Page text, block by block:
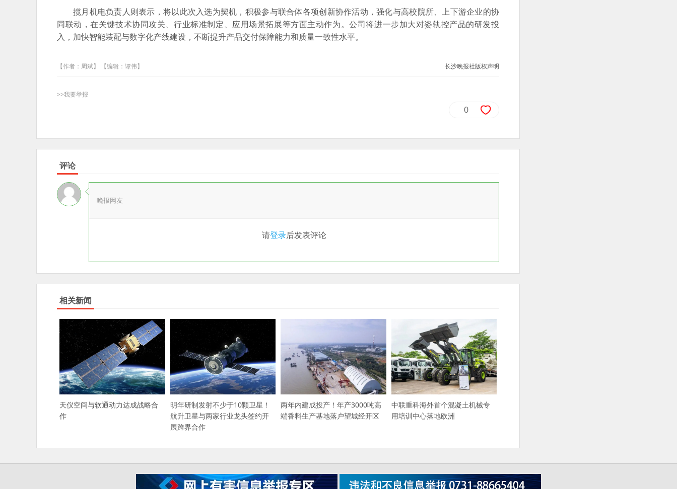
揽月机电负责人则表示，将以此次入选为契机，积极参与联合体各项创新协作活动，强化与高校院所、上下游企业的协
同联动，在关键技术协同攻关、行业标准制定、应用场景拓展等方面主动作为。公司将进一步加大对姿轨控产品的研发投
入，加快智能装配与数字化产线建设，不断提升产品交付保障能力和质量一致性水平。
【作者：周斌】 【编辑：谭伟】 长沙晚报社版权声明
>>我要举报
0
评论
晚报网友
请登录后发表评论
相关新闻
天仪空间与软通动力达成战略合
作
明年研制发射不少于10颗卫星！
航升卫星与两家行业龙头签约开
展跨界合作
两年内建成投产！年产3000吨高
端香料生产基地落户望城经开区
中联重科海外首个混凝土机械专
用培训中心落地欧洲